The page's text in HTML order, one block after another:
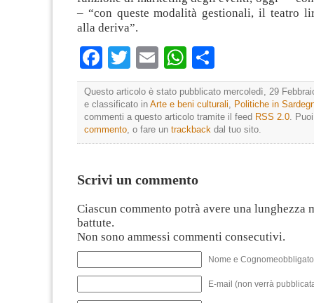
– “con queste modalità gestionali, il teatro
alla deriva”.
Facebook
TwitterEmailWhatsApp
Questo articolo è stato pubblicato mercoledì, 29
e classificato in Arte e beni culturali, Politiche in
commenti a questo articolo tramite il feed RSS 2.0.
commento, o fare un trackback dal tuo sito.
Scrivi un commento
Ciascun commento potrà avere una lunghezza
battute.
Non sono ammessi commenti consecutivi.
Nome e
E-mail (non verrà